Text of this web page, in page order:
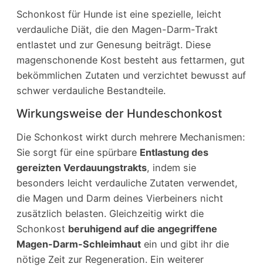
Schonkost für Hunde ist eine spezielle, leicht
verdauliche Diät, die den Magen-Darm-Trakt
entlastet und zur Genesung beiträgt. Diese
magenschonende Kost besteht aus fettarmen, gut
bekömmlichen Zutaten und verzichtet bewusst auf
schwer verdauliche Bestandteile.
Wirkungsweise der Hundeschonkost
Die Schonkost wirkt durch mehrere Mechanismen:
Sie sorgt für eine spürbare Entlastung des
gereizten Verdauungstrakts, indem sie
besonders leicht verdauliche Zutaten verwendet,
die Magen und Darm deines Vierbeiners nicht
zusätzlich belasten. Gleichzeitig wirkt die
Schonkost beruhigend auf die angegriffene
Magen-Darm-Schleimhaut ein und gibt ihr die
nötige Zeit zur Regeneration. Ein weiterer